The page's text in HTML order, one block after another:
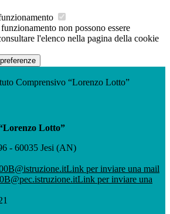
non possono essere
l'elenco nella pagina della cookie
Comprensivo “Lorenzo Lotto”
Lotto”
- 60035 Jesi (AN)
Link per inviare una mail
Link per inviare una